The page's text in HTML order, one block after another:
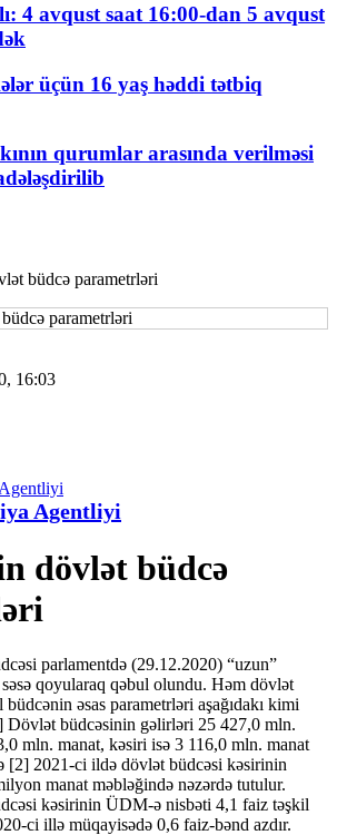
4 avqust saat 16:00-dan 5 avqust
üçün 16 yaş həddi tətbiq
qurumlar arasında verilməsi
büdcə parametrləri
16:03
Agentliyi
dövlət büdcə
parlamentdə (29.12.2020) “uzun”
qoyularaq qəbul olundu. Həm dövlət
əsas parametrləri aşağıdakı kimi
Dövlət büdcəsinin gəlirləri 25 427,0 mln.
mln. manat, kəsiri isə 3 116,0 mln. manat
[2] 2021-ci ildə dövlət büdcəsi kəsirinin
manat məbləğində nəzərdə tutulur.
kəsirinin ÜDM-ə nisbəti 4,1 faiz təşkil
ci illə müqayisədə 0,6 faiz-bənd azdır.